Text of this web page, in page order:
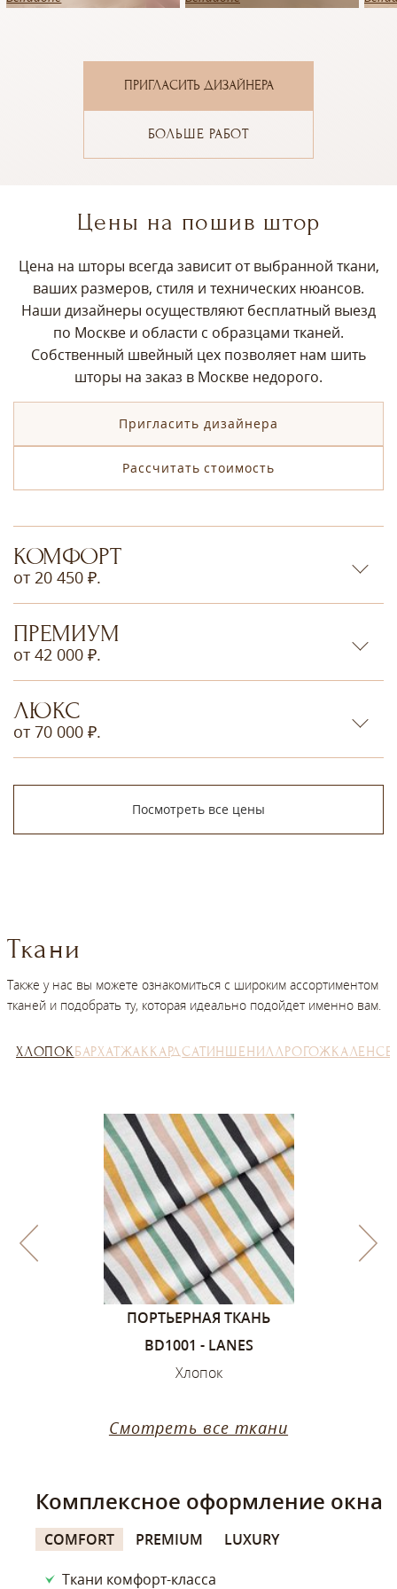
ПРИГЛАСИТЬ ДИЗАЙНЕРА
БОЛЬШЕ РАБОТ
Цены на пошив штор
Цена на шторы всегда зависит от выбранной ткани,
ваших размеров, стиля и технических нюансов.
Наши дизайнеры осуществляют бесплатный выезд
по Москве и области с образцами тканей.
Собственный швейный цех позволяет нам шить
шторы на заказ в Москве недорого.
Пригласить дизайнера
Рассчитать стоимость
КОМФОРТ
от 20 450 ₽.
ПРЕМИУМ
от 42 000 ₽.
ЛЮКС
от 70 000 ₽.
Посмотреть все цены
Ткани
Также у нас вы можете ознакомиться с широким ассортиментом
тканей и подобрать ту, которая идеально подойдет именно вам.
ХЛОПОКБАРХАТЖАККАРДСАТИНШЕНИЛЛРОГОЖКАЛЕН
ПОРТЬЕРНАЯ ТКАНЬ
BD1001 - LANES
Хлопок
Смотреть все ткани
Комплексное оформление окна
COMFORT PREMIUM LUXURY
Ткани комфорт-класса